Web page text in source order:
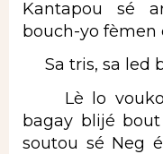
Kantapou sé
bouch-yo fèmen
Sa tris, sa led
Lè lo
bagay blijé
soutou sé Neg